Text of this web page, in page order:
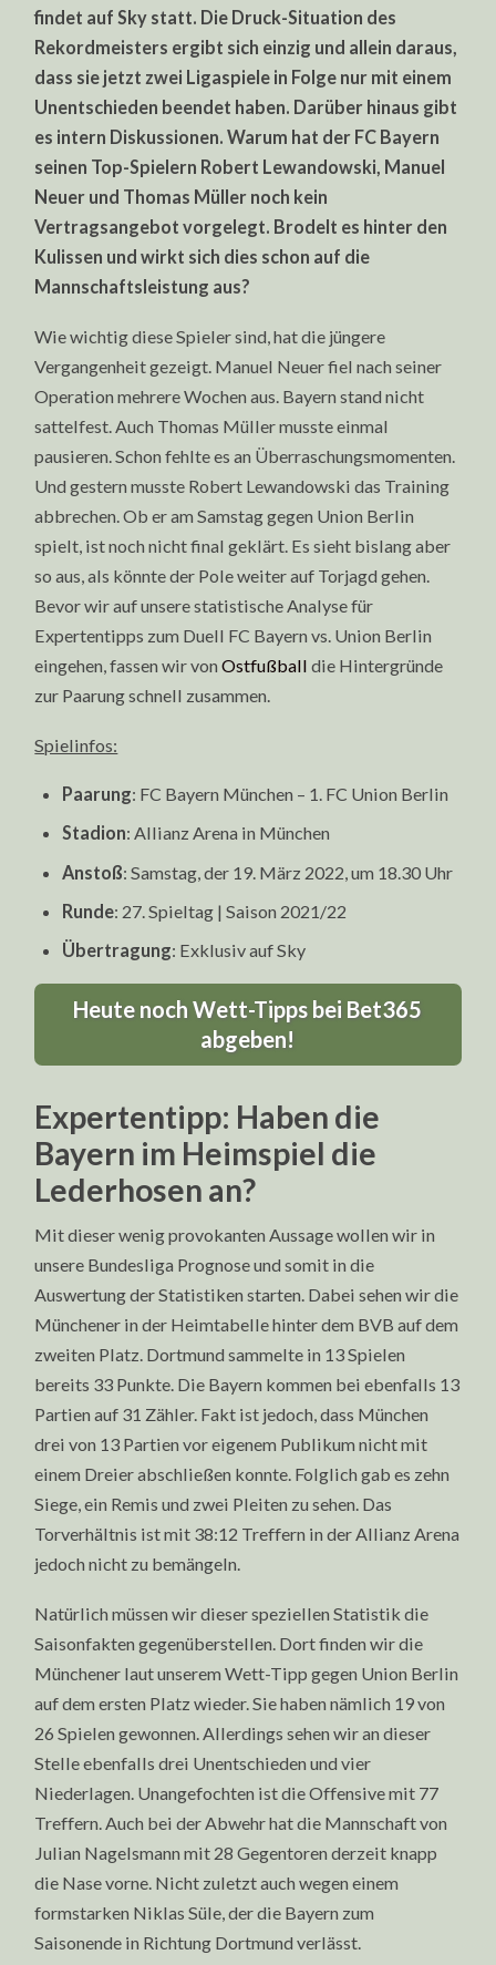
findet auf Sky statt. Die Druck-Situation des
Rekordmeisters ergibt sich einzig und allein daraus,
dass sie jetzt zwei Ligaspiele in Folge nur mit einem
Unentschieden beendet haben. Darüber hinaus gibt
es intern Diskussionen. Warum hat der FC Bayern
seinen Top-Spielern Robert Lewandowski, Manuel
Neuer und Thomas Müller noch kein
Vertragsangebot vorgelegt. Brodelt es hinter den
Kulissen und wirkt sich dies schon auf die
Mannschaftsleistung aus?
Wie wichtig diese Spieler sind, hat die jüngere
Vergangenheit gezeigt. Manuel Neuer fiel nach seiner
Operation mehrere Wochen aus. Bayern stand nicht
sattelfest. Auch Thomas Müller musste einmal
pausieren. Schon fehlte es an Überraschungsmomenten.
Und gestern musste Robert Lewandowski das Training
abbrechen. Ob er am Samstag gegen Union Berlin
spielt, ist noch nicht final geklärt. Es sieht bislang aber
so aus, als könnte der Pole weiter auf Torjagd gehen.
Bevor wir auf unsere statistische Analyse für
Expertentipps zum Duell FC Bayern vs. Union Berlin
eingehen, fassen wir vonOstfußball die Hintergründe
zur Paarung schnell zusammen.
Spielinfos:
Paarung: FC Bayern München – 1. FC Union Berlin
Stadion: Allianz Arena in München
Anstoß: Samstag, der 19. März 2022, um 18.30 Uhr
Runde: 27. Spieltag | Saison 2021/22
Übertragung: Exklusiv auf Sky
Heute noch Wett-Tipps bei Bet365
abgeben!
Expertentipp: Haben die
Bayern im Heimspiel die
Lederhosen an?
Mit dieser wenig provokanten Aussage wollen wir in
unsere Bundesliga Prognose und somit in die
Auswertung der Statistiken starten. Dabei sehen wir die
Münchener in der Heimtabelle hinter dem BVB auf dem
zweiten Platz. Dortmund sammelte in 13 Spielen
bereits 33 Punkte. Die Bayern kommen bei ebenfalls 13
Partien auf 31 Zähler. Fakt ist jedoch, dass München
drei von 13 Partien vor eigenem Publikum nicht mit
einem Dreier abschließen konnte. Folglich gab es zehn
Siege, ein Remis und zwei Pleiten zu sehen. Das
Torverhältnis ist mit 38:12 Treffern in der Allianz Arena
jedoch nicht zu bemängeln.
Natürlich müssen wir dieser speziellen Statistik die
Saisonfakten gegenüberstellen. Dort finden wir die
Münchener laut unserem Wett-Tipp gegen Union Berlin
auf dem ersten Platz wieder. Sie haben nämlich 19 von
26 Spielen gewonnen. Allerdings sehen wir an dieser
Stelle ebenfalls drei Unentschieden und vier
Niederlagen. Unangefochten ist die Offensive mit 77
Treffern. Auch bei der Abwehr hat die Mannschaft von
Julian Nagelsmann mit 28 Gegentoren derzeit knapp
die Nase vorne. Nicht zuletzt auch wegen einem
formstarken Niklas Süle, der die Bayern zum
Saisonende in Richtung Dortmund verlässt.